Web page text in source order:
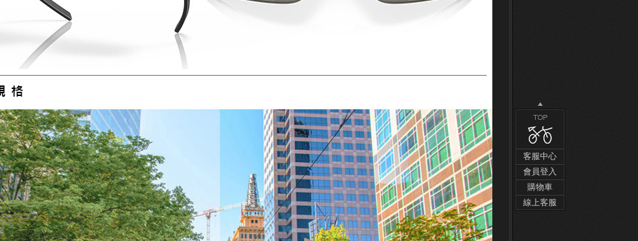
客服中心
會員登入
購物車
線上客服